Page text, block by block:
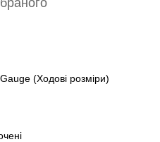
(Ходові розміри)